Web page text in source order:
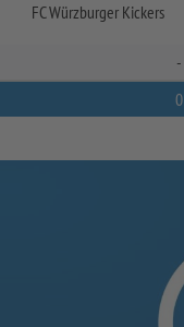
FC Würzburger Kickers
-
0